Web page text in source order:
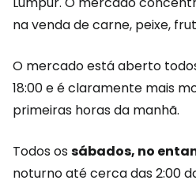
na venda de carne, peixe,
O mercado está aberto
18:00 e é claramente mais
primeiras horas da manhã.
Todos ossábados, no
noturno até cerca das 2:00